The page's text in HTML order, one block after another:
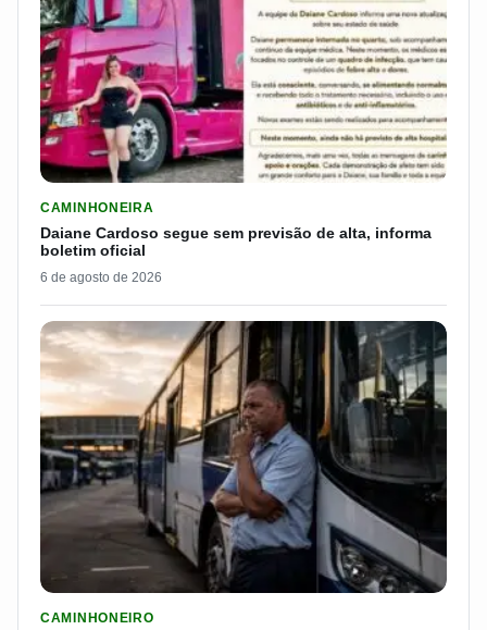
CAMINHONEIRA
Daiane Cardoso segue sem previsão de alta, informa
boletim oficial
6 de agosto de 2026
CAMINHONEIRO